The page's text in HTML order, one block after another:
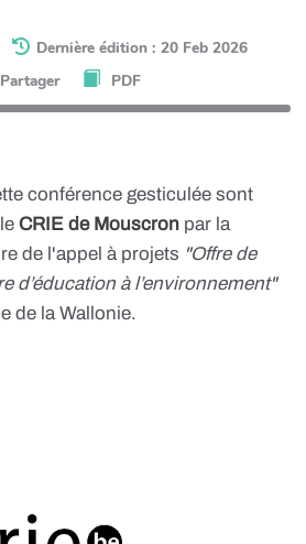
Dernière édition : 20 Feb 2026
Partager
PDF